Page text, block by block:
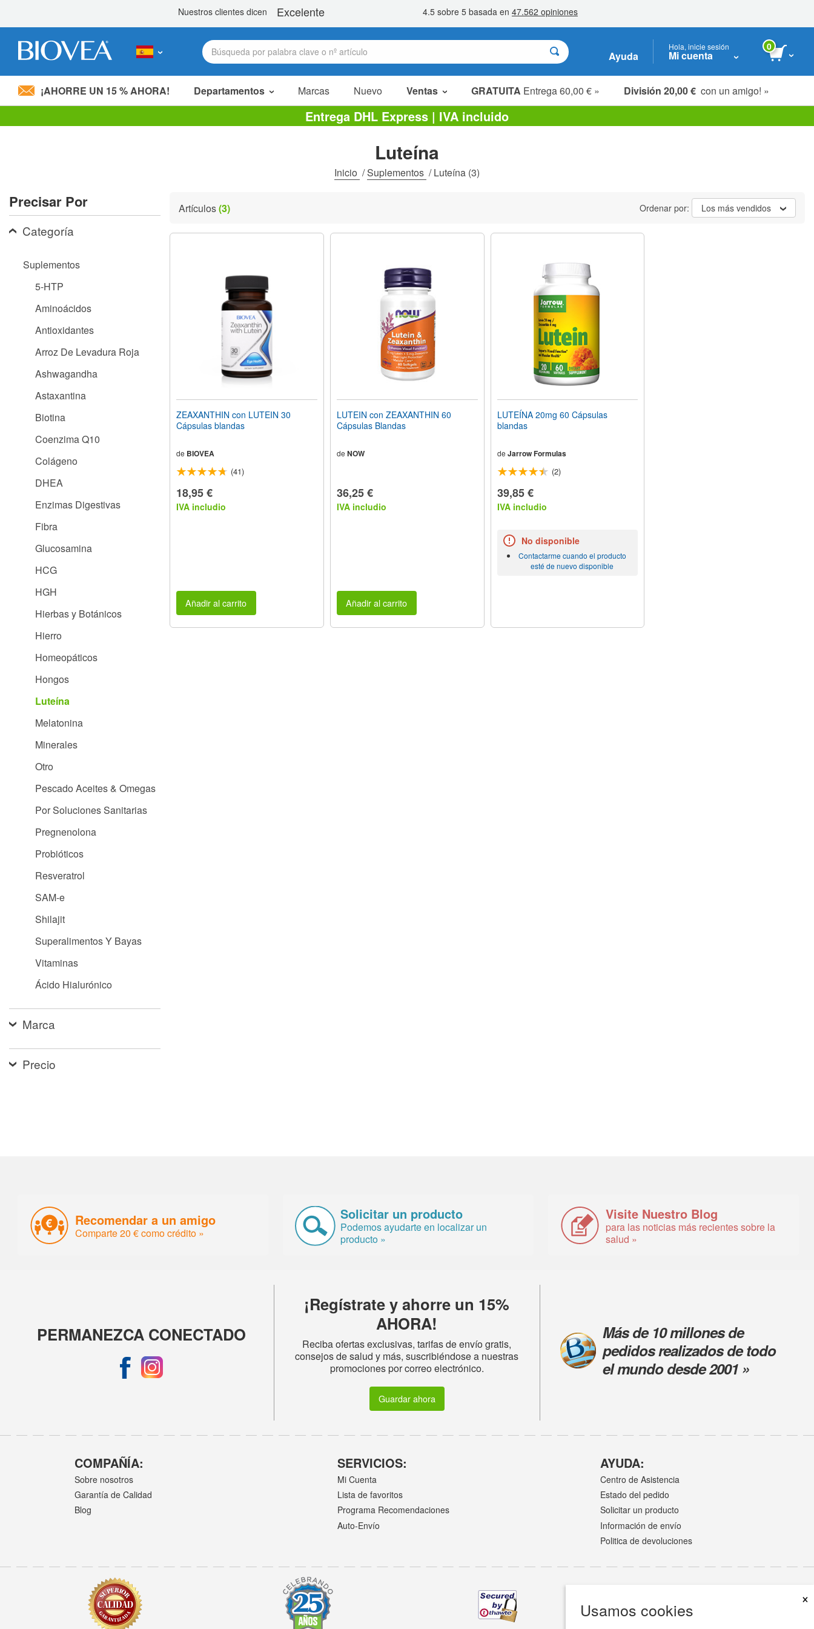
Nota:
accesibilidad.
Presione
Control-
ajustar
personas
discapacidad
pantalla;
Ayuda
Hola, inicie sesión
Mi cuenta
0
¡AHORRE UN 15 % AHORA! Departamentos Marcas Nuevo Ventas GRATUITA Entrega 60,00 € » División 20,00 € con un amigo! »
Artículos en oferta
Packs Ahorro
Liquidaciones
Entrega DHL Express | IVA incluido
Usamos cookies
×
Luteína
Inicio /Suplementos /Luteína (3)
Precisar Por
Categoría
Suplementos
5-HTP
Aminoácidos
Antioxidantes
Arroz De Levadura Roja
Ashwagandha
Astaxantina
Biotina
Coenzima Q10
Colágeno
DHEA
Enzimas Digestivas
Fibra
Glucosamina
HCG
HGH
Hierbas y Botánicos
Hierro
Homeopáticos
Hongos
Luteína
Melatonina
Minerales
Otro
Pescado Aceites & Omegas
Por Soluciones Sanitarias
Pregnenolona
Probióticos
Resveratrol
SAM-e
Shilajit
Superalimentos Y Bayas
Vitaminas
Ácido Hialurónico
Marca
Precio
Artículos(3) Ordenar por: Los más vendidos
ZEAXANTHIN con LUTEIN 30
Cápsulas blandas
de BIOVEA
(41)
18,95 €
IVA includio
Añadir al carrito
LUTEIN con ZEAXANTHIN 60
Cápsulas Blandas
de NOW
36,25 €
IVA includio
Añadir al carrito
LUTEÍNA 20mg 60 Cápsulas
blandas
de Jarrow Formulas
(2)
39,85 €
IVA includio
No disponible
Contactarme cuando el producto
esté de nuevo disponible
Recomendar a un amigo
Comparte 20 € como crédito »
Solicitar un producto
Podemos ayudarte en localizar un
producto »
Visite Nuestro Blog
para las noticias más recientes sobre la
salud »
PERMANEZCA CONECTADO
¡Regístrate y ahorre un 15%
AHORA!
Reciba ofertas exclusivas, tarifas de envío gratis,
consejos de salud y más, suscribiéndose a nuestras
promociones por correo electrónico.
Guardar ahora
Más de 10 millones de
pedidos realizados de todo
el mundo desde 2001 »
COMPAÑÍA:
Sobre nosotros
Garantía de Calidad
Blog
SERVICIOS:
Mi Cuenta
Lista de favoritos
Programa Recomendaciones
Auto-Envío
AYUDA:
Centro de Asistencia
Estado del pedido
Solicitar un producto
Información de envío
Politica de devoluciones